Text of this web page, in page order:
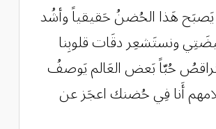
هَذا الحُضنُ حَقيقياً وأشُد
ونستَشعِر دقَات قلوبِنا
حُبّاً بَعض العَالم يَوصفُ
أَنا فِي حُضنك اعجَز عن